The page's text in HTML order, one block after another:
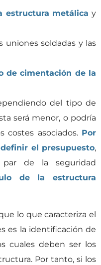
estructura metálica y
uniones soldadas y las
de cimentación de la
del tipo de
será menor, o podría
costes asociados. Por
el presupuesto,
de la seguridad
de la estructura
lo que caracteriza el
es la identificación de
cuales deben ser los
Por tanto, si los